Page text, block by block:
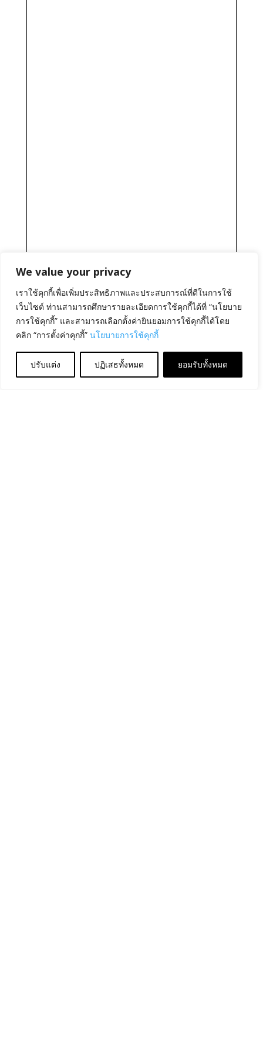
We value your privacy
เราใช้คุกกี้เพื่อเพิ่มประสิทธิภาพและประสบการณ์ที่ดีในการใช้
เว็บไซต์ ท่านสามารถศึกษารายละเอียดการใช้คุกกี้ได้ที่ “นโยบาย
การใช้คุกกี้” และสามารถเลือกตั้งค่ายินยอมการใช้คุกกี้ได้โดย
คลิก “การตั้งค่าคุกกี้” นโยบายการใช้คุกกี้
ปรับแต่ง ปฏิเสธทั้งหมด ยอมรับทั้งหมด